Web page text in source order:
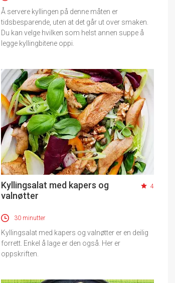
Å servere kyllingen på denne måten er
tidsbesparende, uten at det går ut over smaken.
Du kan velge hvilken som helst annen suppe å
legge kyllingbitene oppi.
Kyllingsalat med kapers og
valnøtter
4
30 minutter
Kyllingsalat med kapers og valnøtter er en deilig
forrett. Enkel å lage er den også. Her er
oppskriften.